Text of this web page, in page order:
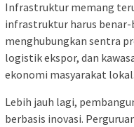
Infrastruktur memang
infrastruktur harus benar-
menghubungkan sentra
logistik ekspor, dan
ekonomi masyarakat lokal.
Lebih jauh lagi,
berbasis inovasi.